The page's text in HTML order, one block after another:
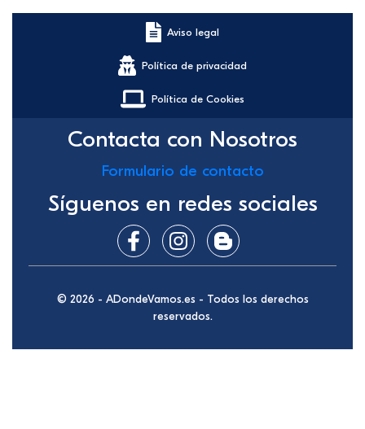
Aviso legal
Política de privacidad
Política de Cookies
Contacta con Nosotros
Formulario de contacto
Síguenos en redes sociales
© 2026 - ADondeVamos.es - Todos los derechos
reservados.